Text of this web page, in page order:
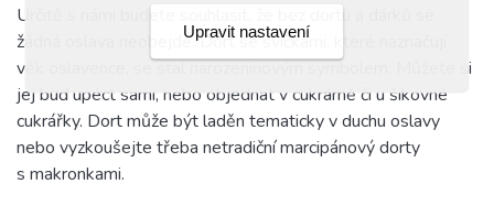
Upravit nastavení
Určitě s námi budete souhlasit, že bez dortu a dárků se
žádná oslava neobejde. Dort se svíčkami, které naznačují
věk oslavence, se stal narozeninovým symbolem. Můžete si
jej buď upéct sami, nebo objednat v cukrárně či u šikovné
cukrářky. Dort může být laděn tematicky v duchu oslavy
nebo vyzkoušejte třeba netradiční marcipánový dorty
s makronkami.